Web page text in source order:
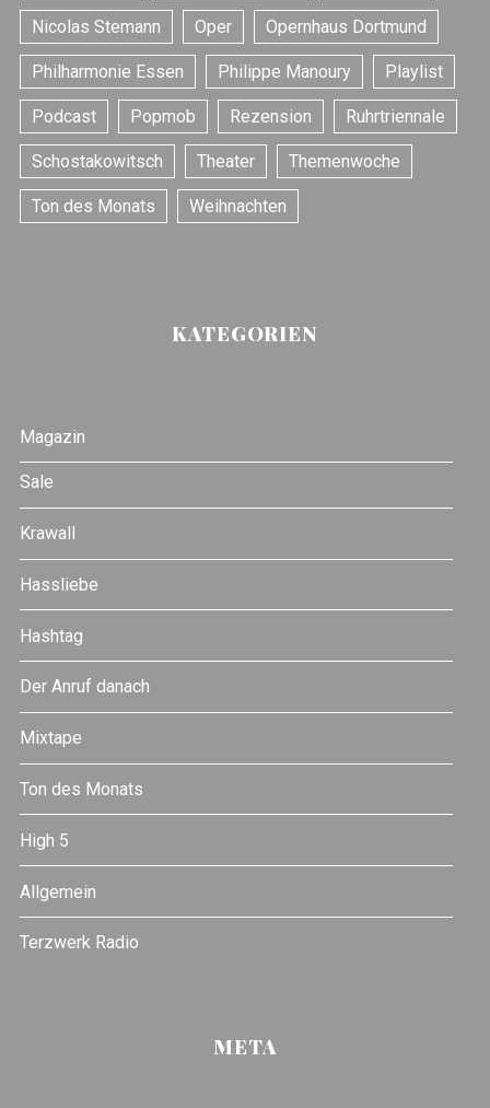
Nicolas Stemann Oper Opernhaus Dortmund
Philharmonie Essen Philippe Manoury Playlist
Podcast Popmob Rezension Ruhrtriennale
Schostakowitsch Theater Themenwoche
Ton des Monats Weihnachten
KATEGORIEN
Magazin
Sale
Krawall
Hassliebe
Hashtag
Der Anruf danach
Mixtape
Ton des Monats
High 5
Allgemein
Terzwerk Radio
META